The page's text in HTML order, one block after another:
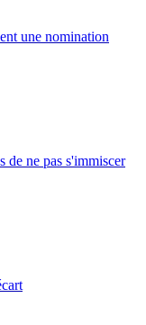
une nomination
ne pas s'immiscer